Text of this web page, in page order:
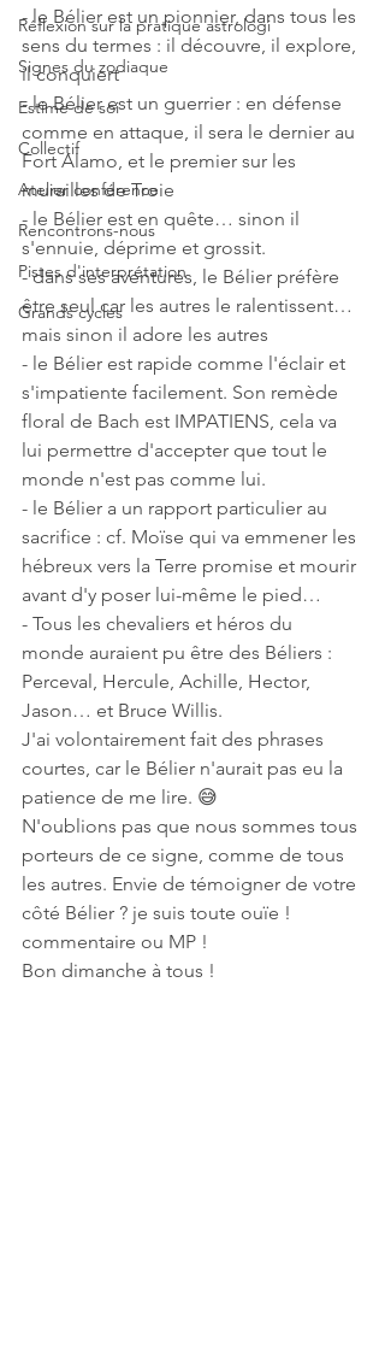
Réflexion sur la pratique astrologi
Signes du zodiaque
Estime de soi
Collectif
Atelier conférence
Rencontrons-nous
Pistes d'interprétation
Grands cycles
- le Bélier est un pionnier, dans tous les
sens du termes : il découvre, il explore,
il conquiert
- le Bélier est un guerrier : en défense
comme en attaque, il sera le dernier au
Fort Alamo, et le premier sur les
murailles de Troie
- le Bélier est en quête… sinon il
s'ennuie, déprime et grossit.
- dans ses aventures, le Bélier préfère
être seul car les autres le ralentissent…
mais sinon il adore les autres
- le Bélier est rapide comme l'éclair et
s'impatiente facilement. Son remède
floral de Bach est IMPATIENS, cela va
lui permettre d'accepter que tout le
monde n'est pas comme lui.
- le Bélier a un rapport particulier au
sacrifice : cf. Moïse qui va emmener les
hébreux vers la Terre promise et mourir
avant d'y poser lui-même le pied…
- Tous les chevaliers et héros du
monde auraient pu être des Béliers :
Perceval, Hercule, Achille, Hector,
Jason… et Bruce Willis.
J'ai volontairement fait des phrases
courtes, car le Bélier n'aurait pas eu la
patience de me lire. 😅
N'oublions pas que nous sommes tous
porteurs de ce signe, comme de tous
les autres. Envie de témoigner de votre
côté Bélier ? je suis toute ouïe !
commentaire ou MP !
Bon dimanche à tous !